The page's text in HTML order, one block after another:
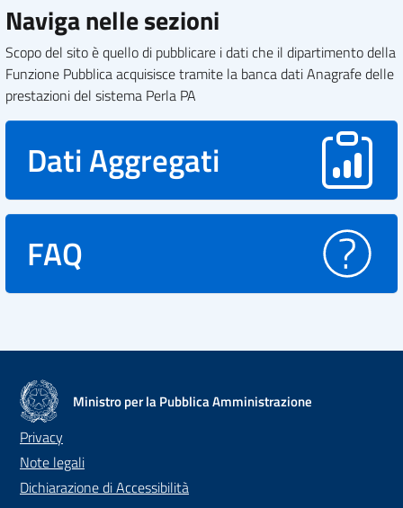
Naviga nelle sezioni
Scopo del sito è quello di pubblicare i dati che il dipartimento della
Funzione Pubblica acquisisce tramite la banca dati Anagrafe delle
prestazioni del sistema Perla PA
Dati Aggregati
FAQ
Ministro per la Pubblica Amministrazione
Privacy
Note legali
Dichiarazione di Accessibilità